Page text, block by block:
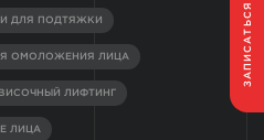
ЗАПИСАТЬСЯ
ДЛЯ ПОДТЯЖКИ
ОМОЛОЖЕНИЯ ЛИЦА
ВИСОЧНЫЙ ЛИФТИНГ
ЛИЦА